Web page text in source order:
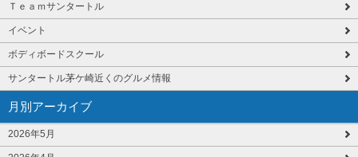
Ｔｅａｍサンタートル
イベント
ボディボードスクール
サンタートル茅ケ崎近くのグルメ情報
月別アーカイブ
2026年5月